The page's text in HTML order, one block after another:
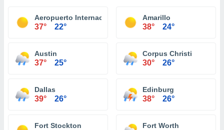
Aeropuerto Internacional El Paso
37° 22°
Amarillo
38° 24°
Austin
37° 25°
Corpus Christi
30° 26°
Dallas
39° 26°
Edinburg
38° 26°
Fort Stockton Fort Worth